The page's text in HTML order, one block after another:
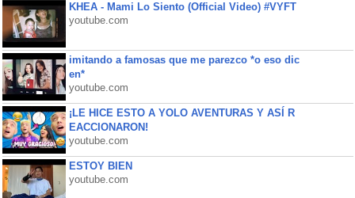
KHEA - Mami Lo Siento (Official Video) #VYFT
youtube.com
imitando a famosas que me parezco *o eso dic
en*
youtube.com
¡LE HICE ESTO A YOLO AVENTURAS Y ASÍ R
EACCIONARON!
youtube.com
ESTOY BIEN
youtube.com